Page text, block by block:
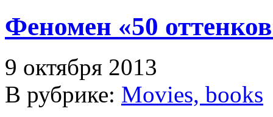
Феномен «50
9 октября 2013
В рубрике: Movies, books